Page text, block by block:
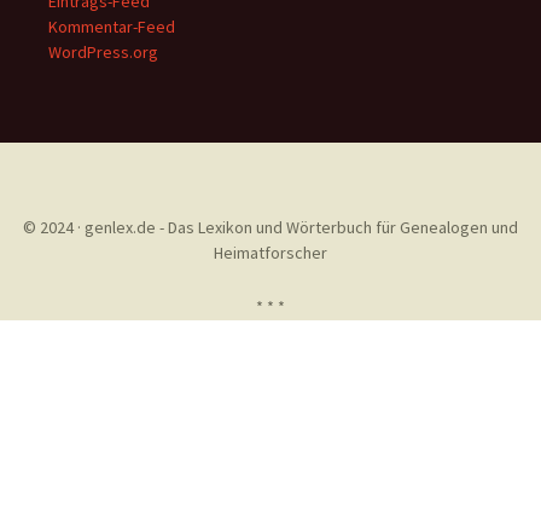
Kommentar-Feed
WordPress.org
© 2024 · genlex.de - Das Lexikon und Wörterbuch für Genealogen und
Heimatforscher
* * *